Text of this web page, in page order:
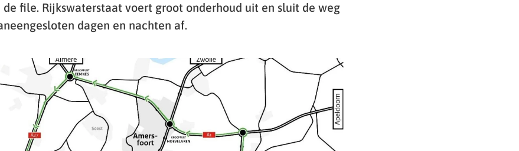
file. Rijkswaterstaat voert groot onderhoud uit en sluit de weg
dagen en nachten af.